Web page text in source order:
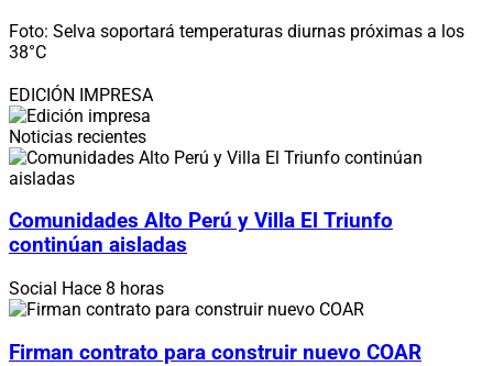
Foto: Selva soportará temperaturas diurnas próximas a los
38°C
EDICIÓN IMPRESA
Noticias recientes
Comunidades Alto Perú y Villa El Triunfo
continúan aisladas
Social Hace 8 horas
Firman contrato para construir nuevo COAR